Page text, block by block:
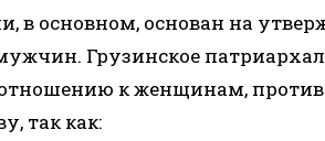
в основном, основан на
Грузинское
отношению к женщинам,
так как: